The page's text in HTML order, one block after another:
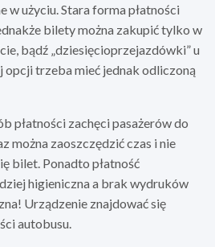
w użyciu. Stara forma płatności
bilety można zakupić tylko w
bądź „dziesięcioprzejazdówki” u
trzeba mieć jednak odliczoną
płatności zachęci pasażerów do
można zaoszczędzić czas i nie
bilet. Ponadto płatność
higieniczna a brak wydruków
Urządzenie znajdować się
autobusu.